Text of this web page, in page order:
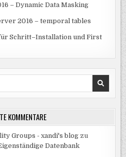
– Dynamic Data Masking
2016 – temporal tables
Schritt–Installation und First
KOMMENTARE
Groups - xandi's blog zu
Datenbank